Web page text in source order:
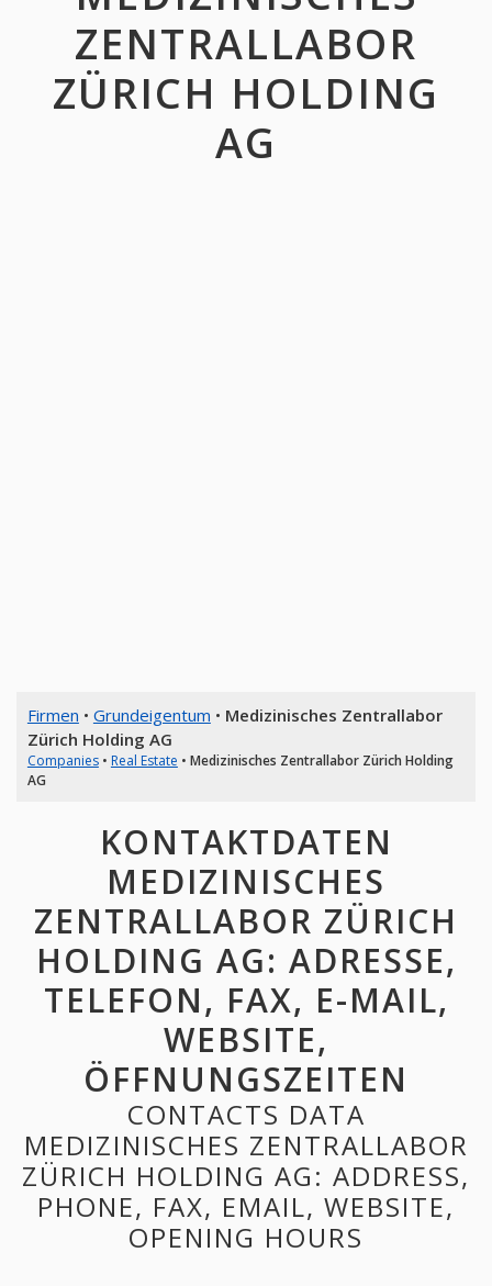
ZENTRALLABOR
ZÜRICH HOLDING
AG
Firmen • Grundeigentum • Medizinisches Zentrallabor
Zürich Holding AG
Companies• Real Estate • Medizinisches Zentrallabor Zürich Holding
AG
KONTAKTDATEN
MEDIZINISCHES
ZENTRALLABOR ZÜRICH
HOLDING AG: ADRESSE,
TELEFON, FAX, E-MAIL,
WEBSITE,
ÖFFNUNGSZEITEN
CONTACTS DATA
MEDIZINISCHES ZENTRALLABOR
ZÜRICH HOLDING AG: ADDRESS,
PHONE, FAX, EMAIL, WEBSITE,
OPENING HOURS